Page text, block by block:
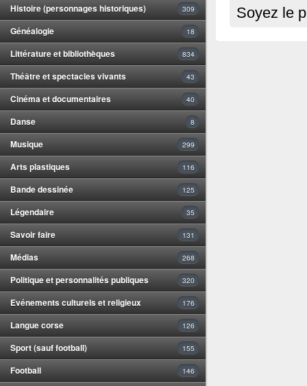
Histoire (personnages historiques) 309
Généalogie 18
Littérature et bibliothèques 834
Théâtre et spectacles vivants 43
Cinéma et documentaires 40
Danse 8
Musique 299
Arts plastiques 116
Bande dessinée 125
Légendaire 35
Savoir faire 131
Médias 268
Politique et personnalités publiques 320
Evénements culturels et religieux 176
Langue corse 126
Sport (sauf football) 155
Football 146
Soyez le